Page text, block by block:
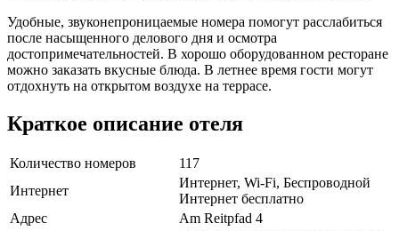
Удобные, звуконепроницаемые номера помогут расслабиться
после насыщенного делового дня и осмотра
достопримечательностей. В хорошо оборудованном ресторане
можно заказать вкусные блюда. В летнее время гости могут
отдохнуть на открытом воздухе на террасе.
Краткое описание отеля
Количество номеров
117
Интернет
Интернет, Wi-Fi, Беспроводной
Интернет бесплатно
Адрес
Am Reitpfad 4